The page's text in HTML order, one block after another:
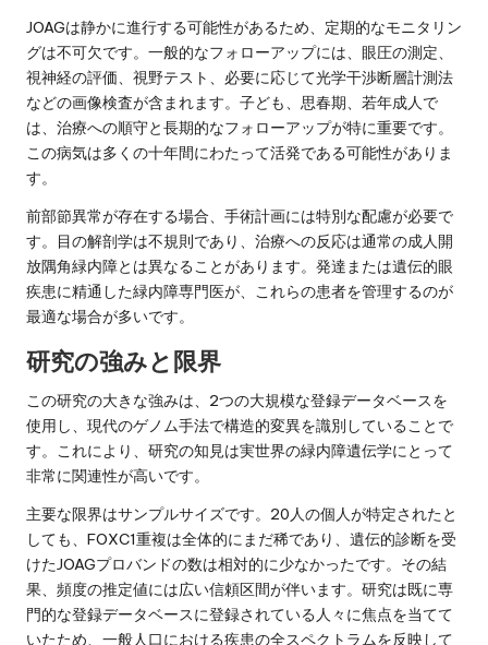
JOAGは静かに進行する可能性があるため、定期的なモニタリン
グは不可欠です。一般的なフォローアップには、眼圧の測定、
視神経の評価、視野テスト、必要に応じて光学干渉断層計測法
などの画像検査が含まれます。子ども、思春期、若年成人で
は、治療への順守と長期的なフォローアップが特に重要です。
この病気は多くの十年間にわたって活発である可能性がありま
す。
前部節異常が存在する場合、手術計画には特別な配慮が必要で
す。目の解剖学は不規則であり、治療への反応は通常の成人開
放隅角緑内障とは異なることがあります。発達または遺伝的眼
疾患に精通した緑内障専門医が、これらの患者を管理するのが
最適な場合が多いです。
研究の強みと限界
この研究の大きな強みは、2つの大規模な登録データベースを
使用し、現代のゲノム手法で構造的変異を識別していることで
す。これにより、研究の知見は実世界の緑内障遺伝学にとって
非常に関連性が高いです。
主要な限界はサンプルサイズです。20人の個人が特定されたと
しても、FOXC1重複は全体的にまだ稀であり、遺伝的診断を受
けたJOAGプロバンドの数は相対的に少なかったです。その結
果、頻度の推定値には広い信頼区間が伴います。研究は既に専
門的な登録データベースに登録されている人々に焦点を当てて
いたため、一般人口における疾患の全スペクトラムを反映して